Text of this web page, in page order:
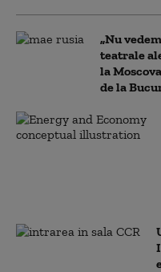
„Nu
teatrale
la
de la